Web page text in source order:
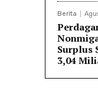
Berita
Surplus
3,04